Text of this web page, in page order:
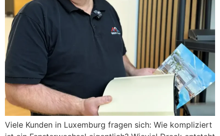
Viele Kunden in Luxemburg fragen sich: Wie kompliziert